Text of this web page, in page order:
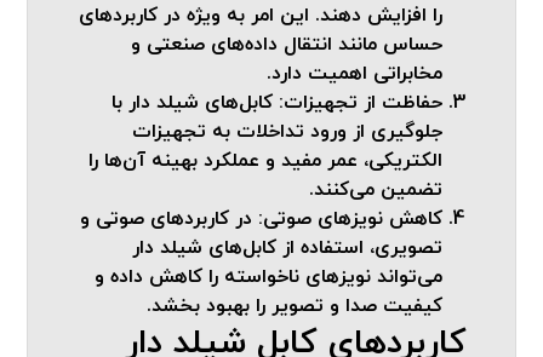
را افزایش دهند. این امر به ویژه در کاربردهای
حساس مانند انتقال داده‌های صنعتی و
مخابراتی اهمیت دارد.
حفاظت از تجهیزات: کابل‌های شیلد دار با
جلوگیری از ورود تداخلات به تجهیزات
الکتریکی، عمر مفید و عملکرد بهینه آن‌ها را
تضمین می‌کنند.
کاهش نویزهای صوتی: در کاربردهای صوتی و
تصویری، استفاده از کابل‌های شیلد دار
می‌تواند نویزهای ناخواسته را کاهش داده و
کیفیت صدا و تصویر را بهبود بخشد.
کاربردهای کابل شیلد دار